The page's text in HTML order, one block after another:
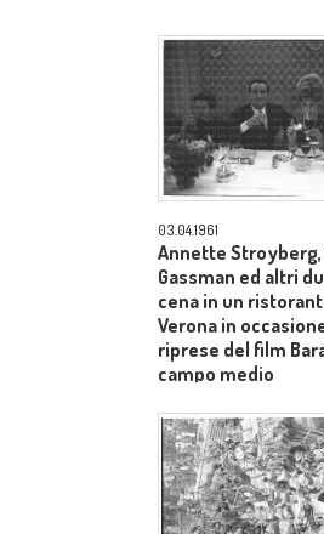
03.04.1961
Annette
Gassman ed altri
cena in un
Verona in
riprese del film
campo medio